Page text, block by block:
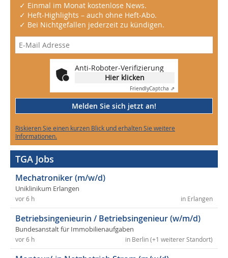
✓ Einmal im Monat kostenlose News.
✓ Heft-Highlights – auch ohne Heft-Abo.
✓ Bei Nichtgefallen jederzeit zu kündigen.
Anti-Roboter-Verifizierung
Hier klicken
FriendlyCaptcha ⇗
Melden Sie sich jetzt an!
Riskieren Sie einen kurzen Blick und erhalten Sie weitere
Informationen.
TGA Jobs
Mechatroniker (m/w/d)
Uniklinikum Erlangen
in Erlangen
vor 6 h
Betriebsingenieurin / Betriebsingenieur (w/m/d)
Bundesanstalt für Immobilienaufgaben
in Berlin (+1 weiterer Standort)
vor 6 h